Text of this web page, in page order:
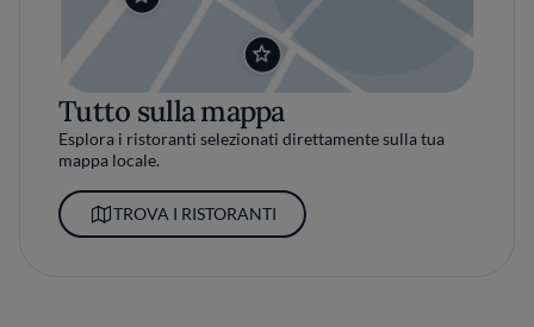
Tutto sulla mappa
Esplora i ristoranti selezionati direttamente sulla tua
mappa locale.
TROVA I RISTORANTI